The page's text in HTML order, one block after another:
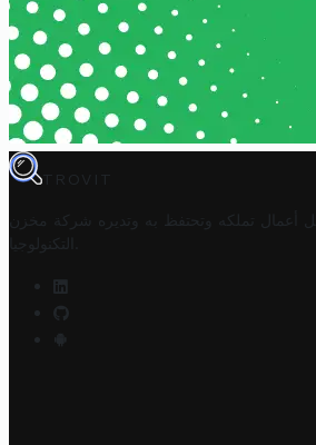
TROVIT
أعمال تملكه وتحتفظ به وتديره
شركة مخزن
التكنولوجيا